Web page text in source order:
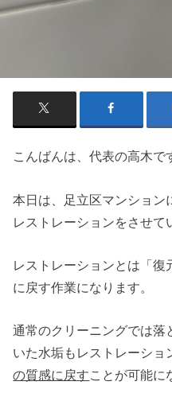
こんばんは、代表の高木で
本日は、足立区マンション
レストレーションをさせて
レストレーションとは「
に戻す作業になります。
通常のクリーニングでは落
いた水垢もレストレーショ
の質感に戻すことが可能に